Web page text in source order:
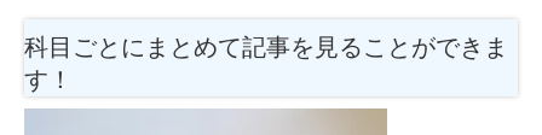
科目ごとにまとめて記事を見ることができま
す！